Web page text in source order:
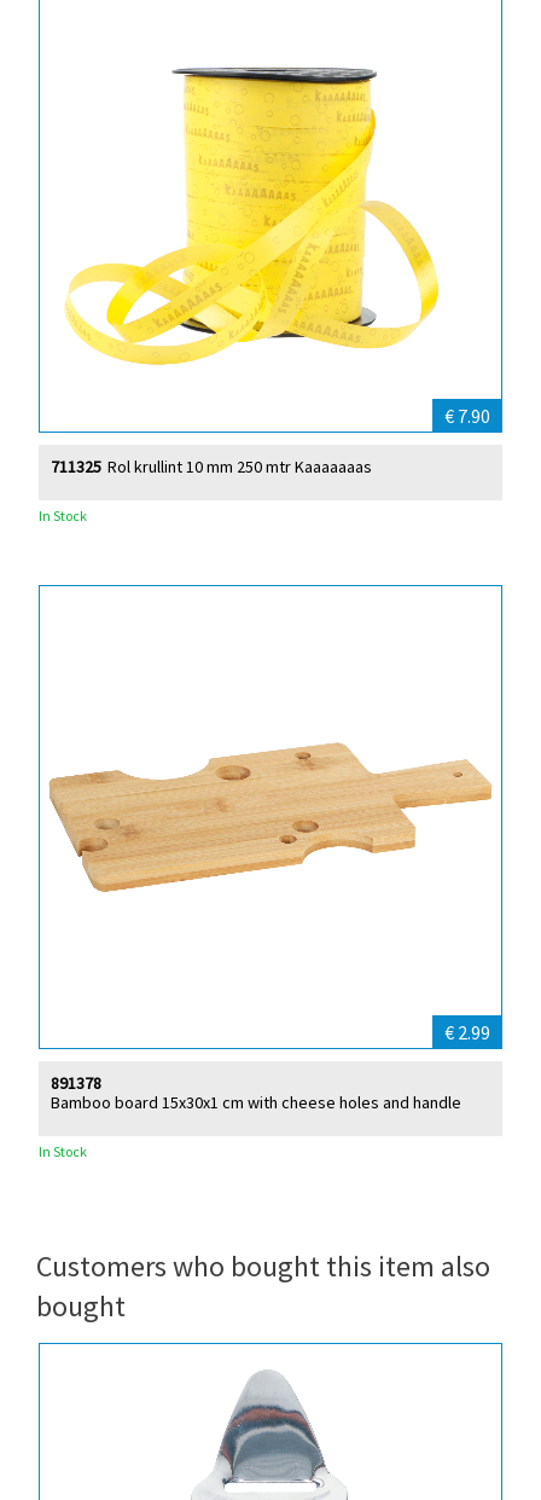
€ 7.90
Rol krullint 10 mm 250 mtr Kaaaaaaas
711325
In Stock
€ 2.99
Bamboo board 15x30x1 cm with cheese holes and handle
891378
In Stock
Customers who bought this item also
bought